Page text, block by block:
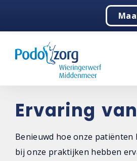
Podologie
Behandelingen
Over ons
Ervaring
Benieuwd hoe onze patiënten
bij onze praktijken hebben